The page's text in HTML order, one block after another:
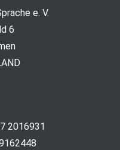
e. V.
6
2016931